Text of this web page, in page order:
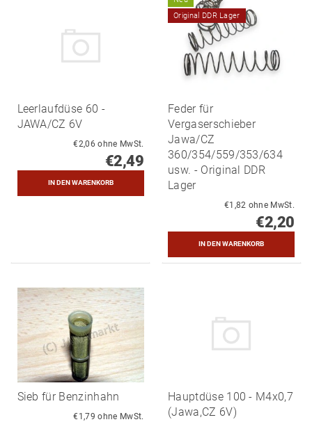
Leerlaufdüse 60 -
JAWA/CZ 6V
€2,06 ohne MwSt.
€2,49
Original DDR Lager
Feder für
Vergaserschieber
Jawa/CZ
360/354/559/353/634
usw. - Original DDR
Lager
€1,82 ohne MwSt.
€2,20
Sieb für Benzinhahn
€1,79 ohne MwSt.
Hauptdüse 100 - M4x0,7
(Jawa,CZ 6V)